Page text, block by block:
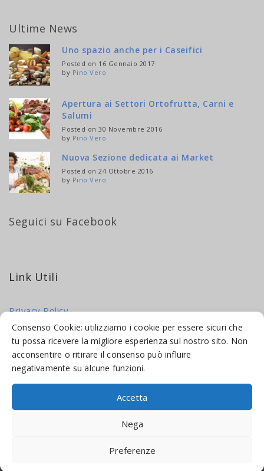
Consenso Cookie: utilizziamo i cookie per essere sicuri che
tu possa ricevere la migliore esperienza sul nostro sito. Non
acconsentire o ritirare il consenso può influire
negativamente su alcune funzioni.
Accetta
Nega
Preferenze
Ultime News
Uno spazio anche per i Caseifici
Posted on 16 Gennaio 2017
by Pino Vero
Apertura ai Settori Ortofrutta, Carni e
Salumi
Posted on 30 Novembre 2016
by Pino Vero
Nuova Sezione dedicata ai Market
Posted on 24 Ottobre 2016
by Pino Vero
Seguici su Facebook
Link Utili
Privacy Policy
Cookie Policy
MADE WEB SOLUTIONS